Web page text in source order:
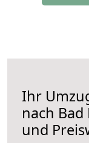
Ihr
nach
und